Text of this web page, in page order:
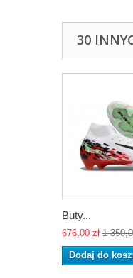
30
Buty...
676,00 zł 1
Dodaj do